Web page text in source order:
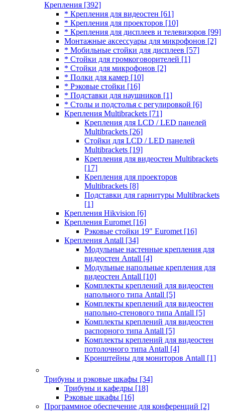
Крепления [392]
* Крепления для видеостен [61]
* Крепления для проекторов [10]
* Крепления для дисплеев и телевизоров [99]
Монтажные аксессуары для микрофонов [2]
* Мобильные стойки для дисплеев [57]
* Стойки для громкоговорителей [1]
* Стойки для микрофонов [2]
* Полки для камер [10]
* Рэковые стойки [16]
* Подставки для наушников [1]
* Столы и подстолья с регулировкой [6]
Крепления Multibrackets [71]
Крепления для LCD / LED панелей
Multibrackets [26]
Стойки для LCD / LED панелей
Multibrackets [19]
Крепления для видеостен Multibrackets
[17]
Крепления для проекторов
Multibrackets [8]
Подставки для гарнитуры Multibrackets
[1]
Крепления Hikvision [6]
Крепления Euromet [16]
Рэковые стойки 19" Euromet [16]
Крепления Antall [34]
Модульные настенные крепления для
видеостен Antall [4]
Модульные напольные крепления для
видеостен Antall [10]
Комплекты креплений для видеостен
напольного типа Antall [5]
Комплекты креплений для видеостен
напольно-стенового типа Antall [5]
Комплекты креплений для видеостен
распорного типа Antall [5]
Комплекты креплений для видеостен
потолочного типа Antall [4]
Кронштейны для мониторов Antall [1]
Трибуны и рэковые шкафы [34]
Трибуны и кафедры [18]
Рэковые шкафы [16]
Программное обеспечение для конференций [2]